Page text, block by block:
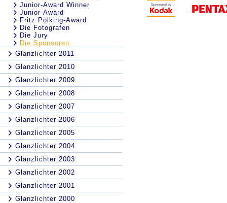
Junior-Award Winner
Junior-Award
Fritz Pölking-Award
Die Fotografen
Die Jury
Die Sponsoren
Glanzlichter 2011
Glanzlichter 2010
Glanzlichter 2009
Glanzlichter 2008
Glanzlichter 2007
Glanzlichter 2006
Glanzlichter 2005
Glanzlichter 2004
Glanzlichter 2003
Glanzlichter 2002
Glanzlichter 2001
Glanzlichter 2000